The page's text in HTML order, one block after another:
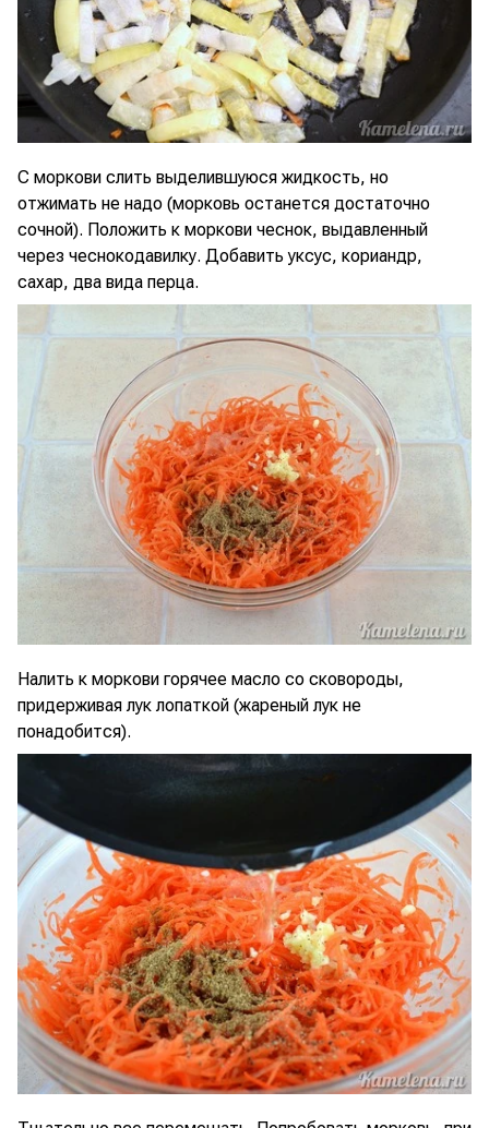
С моркови слить выделившуюся жидкость, но
отжимать не надо (морковь останется достаточно
сочной). Положить к моркови чеснок, выдавленный
через чеснокодавилку. Добавить уксус, кориандр,
сахар, два вида перца.
Налить к моркови горячее масло со сковороды,
придерживая лук лопаткой (жареный лук не
понадобится).